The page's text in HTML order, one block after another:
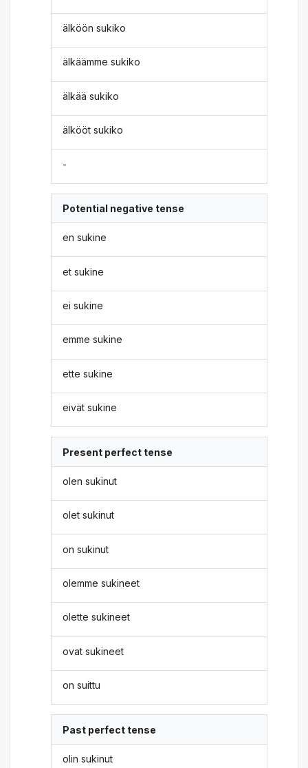
älköön sukiko
älkäämme sukiko
älkää sukiko
älkööt sukiko
-
Potential negative tense
en sukine
et sukine
ei sukine
emme sukine
ette sukine
eivät sukine
Present perfect tense
olen sukinut
olet sukinut
on sukinut
olemme sukineet
olette sukineet
ovat sukineet
on suittu
Past perfect tense
olin sukinut